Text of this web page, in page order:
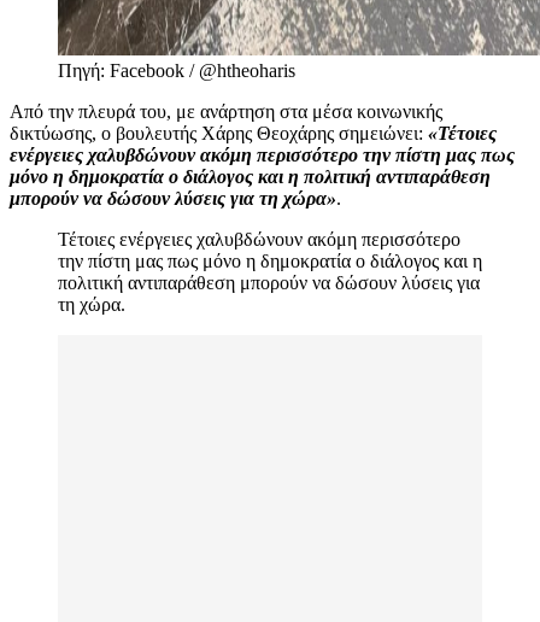
Πηγή: Facebook / @htheoharis
Από την πλευρά του, με ανάρτηση στα μέσα κοινωνικής
δικτύωσης, ο βουλευτής Χάρης Θεοχάρης σημειώνει: «Τέτοιες
ενέργειες χαλυβδώνουν ακόμη περισσότερο την πίστη μας πως
μόνο η δημοκρατία ο διάλογος και η πολιτική αντιπαράθεση
μπορούν να δώσουν λύσεις για τη χώρα».
Τέτοιες ενέργειες χαλυβδώνουν ακόμη περισσότερο
την πίστη μας πως μόνο η δημοκρατία ο διάλογος και η
πολιτική αντιπαράθεση μπορούν να δώσουν λύσεις για
τη χώρα.